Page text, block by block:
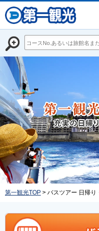
第一観光TOP > バスツアー 日帰り